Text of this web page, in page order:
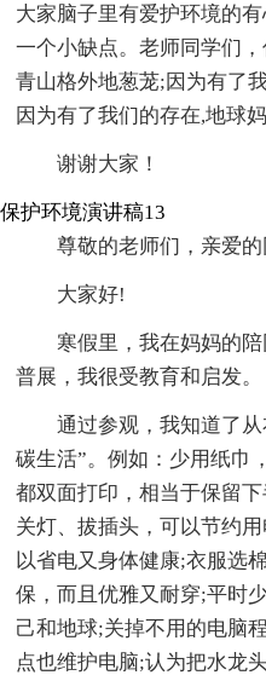
大家脑子里有爱护环境的
一个小缺点。老师同学们
青山格外地葱茏;因为有了
因为有了我们的存在,地球
谢谢大家！
保护环境演讲稿13
尊敬的老师们，亲爱的
大家好!
寒假里，我在妈妈的
普展，我很受教育和启发。
通过参观，我知道了
碳生活”。例如：少用纸巾
都双面打印，相当于保留
关灯、拔插头，可以节约
以省电又身体健康;衣服选
保，而且优雅又耐穿;平时
己和地球;关掉不用的电脑
点也维护电脑;认为把水龙